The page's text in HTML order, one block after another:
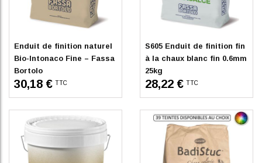
En stock
Enduit de finition naturel
Bio-Intonaco Fine – Fassa
Bortolo
30,18 € TTC
Indisponible
S605 Enduit de finition fin
à la chaux blanc fin 0.6mm
25kg
28,22 € TTC